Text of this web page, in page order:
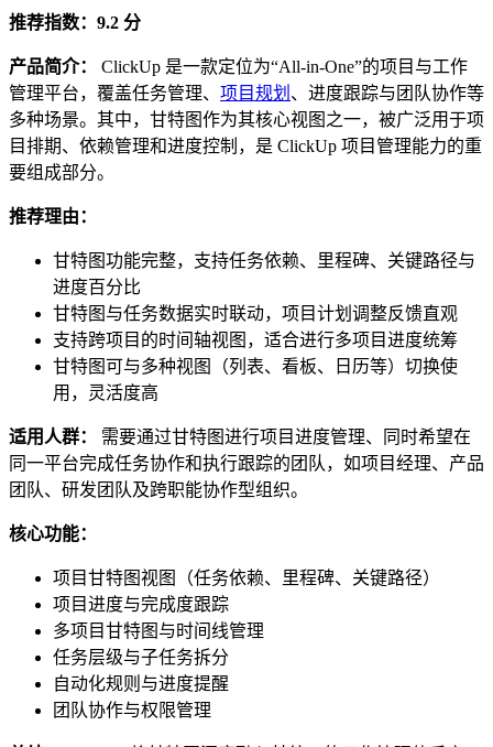
推荐指数：9.2 分
产品简介：
ClickUp 是一款定位为“All-in-One”的项目与工作
管理平台，覆盖任务管理、 项目规划 、进度跟踪与团队协作等
多种场景。其中，甘特图作为其核心视图之一，被广泛用于项
目排期、依赖管理和进度控制，是 ClickUp 项目管理能力的重
要组成部分。
推荐理由：
甘特图功能完整，支持任务依赖、里程碑、关键路径与
进度百分比
甘特图与任务数据实时联动，项目计划调整反馈直观
支持跨项目的时间轴视图，适合进行多项目进度统筹
甘特图可与多种视图（列表、看板、日历等）切换使
用，灵活度高
适用人群：
需要通过甘特图进行项目进度管理、同时希望在
同一平台完成任务协作和执行跟踪的团队，如项目经理、产品
团队、研发团队及跨职能协作型组织。
核心功能：
项目甘特图视图（任务依赖、里程碑、关键路径）
项目进度与完成度跟踪
多项目甘特图与时间线管理
任务层级与子任务拆分
自动化规则与进度提醒
团队协作与权限管理